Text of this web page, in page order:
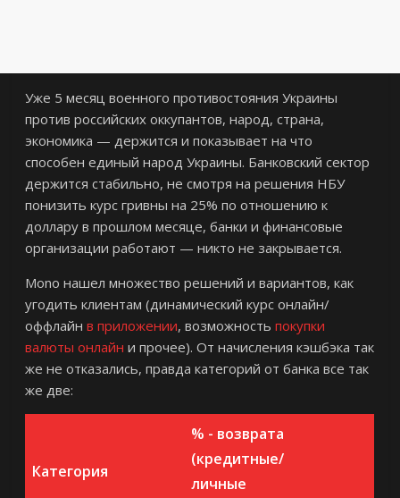
Уже 5 месяц военного противостояния Украины
против российских оккупантов, народ, страна,
экономика — держится и показывает на что
способен единый народ Украины. Банковский сектор
держится стабильно, не смотря на решения НБУ
понизить курс гривны на 25% по отношению к
доллару в прошлом месяце, банки и финансовые
организации работают — никто не закрывается.
Mono нашел множество решений и вариантов, как
угодить клиентам (динамический курс онлайн/
оффлайнв приложении, возможностьпокупки
валюты онлайн и прочее). От начисления кэшбэка так
же не отказались, правда категорий от банка все так
же две:
Категория
% - возврата
(кредитные/
личные